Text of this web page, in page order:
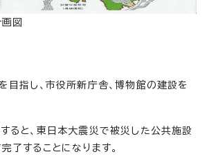
図
目指し、市役所新庁舎、博物館の建設を
ると、東日本大震災で被災した公共施設
了することになります。